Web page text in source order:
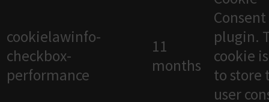
cookielawinfo-
checkbox-
performance
11
months
Consent
plugin.
cookie
to store
user